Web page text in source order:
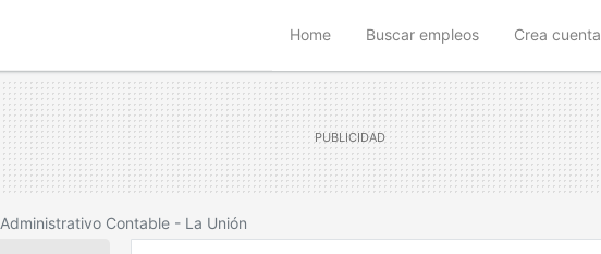
Home(current)Buscar empleos Crea cuenta
Administrativo Contable - La Unión